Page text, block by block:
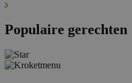
Populaire gerechten